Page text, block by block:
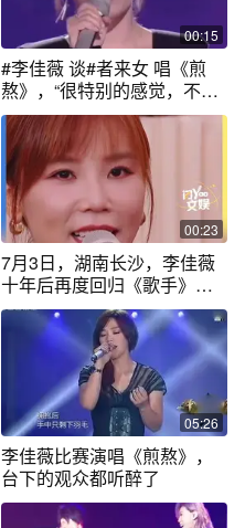
00:15
#李佳薇 谈#者来女 唱《煎
熬》，“很特别的感觉，不是
像我那种宣泄感，好像在辽
阔的草原上听到这首歌”#天
后 #神级现场 #歌手
00:23
7月3日，湖南长沙，李佳薇
十年后再度回归《歌手》，
想带来与《煎熬》不一样的
感觉。#歌手2025 #李佳薇
05:26
李佳薇比赛演唱《煎熬》，
台下的观众都听醉了